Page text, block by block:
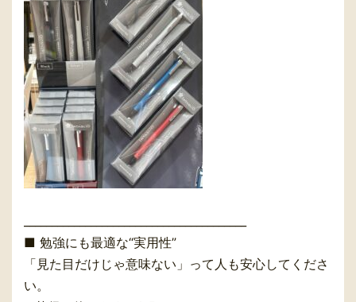
■ 勉強にも最適な“実用性”
「見た目だけじゃ意味ない」って人も安心してくださ
い。